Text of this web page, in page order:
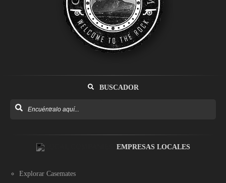
BUSCADOR
EMPRESAS LOCALES
Explorar Casemates